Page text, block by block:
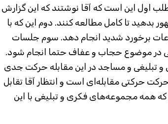
اول این است که آقا نوشتند که این گزارش
بدهید تا کامل مطالعه کنند. دوم این که با
برخورد شدید انجام دهد. سوم جلسات
در موضوع حجاب و عفاف حتما انجام شود.
و تبلیغی و مساجد در این مقابله حرکت جدی
حرکت حرکتی مقابله‌ای است و انتظار آقا تقابل
که همه مجموعه‌های فکری و تبلیغی با این